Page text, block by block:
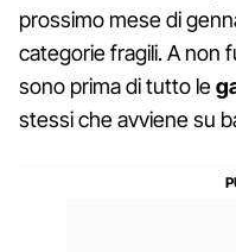
prossimo mese di
categorie fragili. A non
sono prima di tutto le
stessi che avviene su